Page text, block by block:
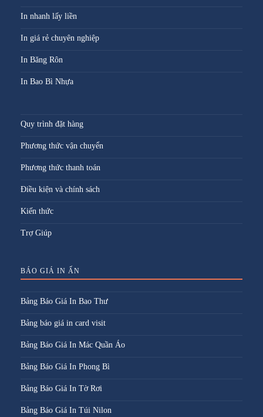
In nhanh lấy liền
In giá rẻ chuyên nghiệp
In Băng Rôn
In Bao Bì Nhựa
Quy trình đặt hàng
Phương thức vận chuyển
Phương thức thanh toán
Điều kiện và chính sách
Kiến thức
Trợ Giúp
BÁO GIÁ IN ẤN
Bảng Báo Giá In Bao Thư
Bảng báo giá in card visit
Bảng Báo Giá In Mác Quần Áo
Bảng Báo Giá In Phong Bì
Bảng Báo Giá In Tờ Rơi
Bảng Báo Giá In Túi Nilon